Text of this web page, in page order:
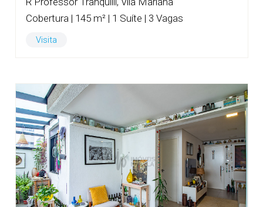
Cobertura | 145 m² | 1 Suíte | 3 Vagas
Visita